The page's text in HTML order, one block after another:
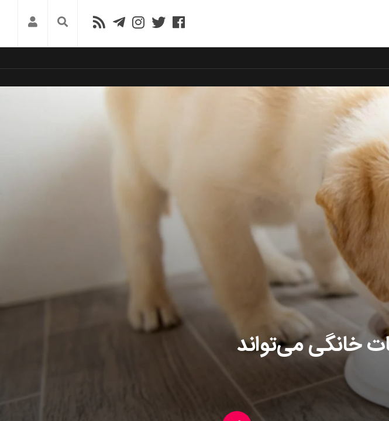
خانگی می‌تواند